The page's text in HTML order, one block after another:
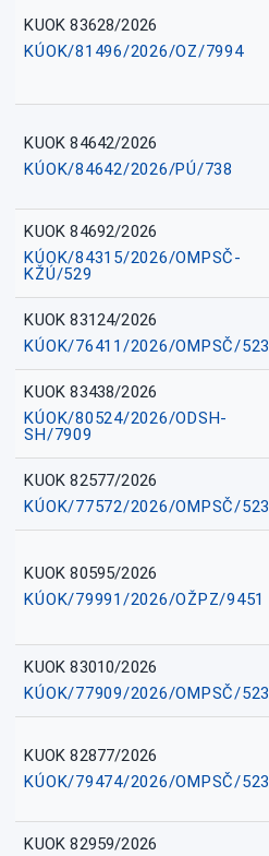
KUOK 83628/2026
KÚOK/81496/2026/OZ/7994
KUOK 84642/2026
KÚOK/84642/2026/PÚ/738
KUOK 84692/2026
KÚOK/84315/2026/OMPSČ-
KŽÚ/529
KUOK 83124/2026
KÚOK/76411/2026/OMPSČ/523
KUOK 83438/2026
KÚOK/80524/2026/ODSH-
SH/7909
KUOK 82577/2026
KÚOK/77572/2026/OMPSČ/523
KUOK 80595/2026
KÚOK/79991/2026/OŽPZ/9451
KUOK 83010/2026
KÚOK/77909/2026/OMPSČ/523
KUOK 82877/2026
KÚOK/79474/2026/OMPSČ/523
KUOK 82959/2026